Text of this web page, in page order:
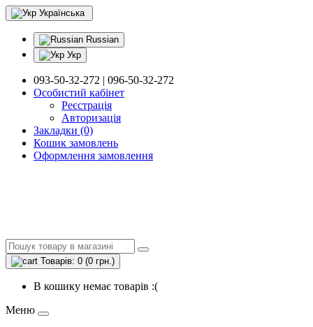
Українська
Russian
Укр
093-50-32-272 | 096-50-32-272
Особистий кабінет
Реєстрація
Авторизація
Закладки (0)
Кошик замовлень
Оформлення замовлення
Товарів: 0 (0 грн.)
В кошику немає товарів :(
Меню